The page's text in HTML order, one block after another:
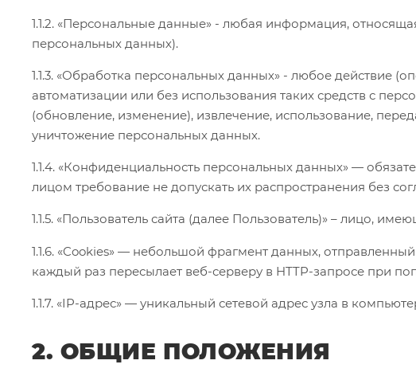
1.1.2. «Персональные данные» - любая информация,
персональных данных).
1.1.3. «Обработка персональных данных» - любое действие
автоматизации или без использования таких средств с
(обновление, изменение), извлечение, использование,
уничтожение персональных данных.
1.1.4. «Конфиденциальность персональных данных» —
лицом требование не допускать их распространения без
1.1.5. «Пользователь сайта (далее Пользователь)» – лицо,
1.1.6. «Cookies» — небольшой фрагмент данных,
каждый раз пересылает веб-серверу в HTTP-запросе при
1.1.7. «IP-адрес» — уникальный сетевой адрес узла в
2. ОБЩИЕ ПОЛОЖЕНИЯ